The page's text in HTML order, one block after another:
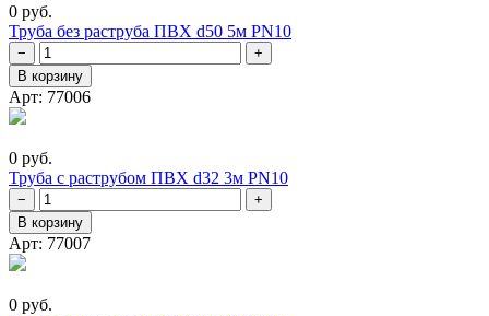
0 руб.
Труба без раструба ПВХ d50 5м PN10
−
+
В корзину
Арт: 77006
0 руб.
Труба с раструбом ПВХ d32 3м PN10
−
+
В корзину
Арт: 77007
0 руб.